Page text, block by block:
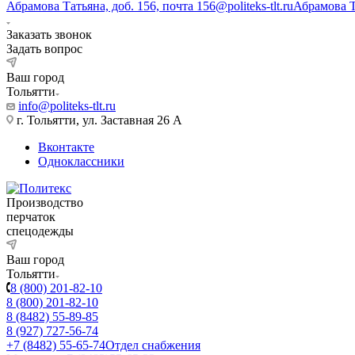
Абрамова Татьяна, доб. 156, почта 156@politeks-tlt.ruАбрамова
Заказать звонок
Задать вопрос
Ваш город
Тольятти
info@politeks-tlt.ru
г. Тольятти, ул. Заставная 26 А
Вконтакте
Одноклассники
Производство
перчаток
спецодежды
Ваш город
Тольятти
8 (800) 201-82-10
8 (800) 201-82-10
8 (8482) 55-89-85
8 (927) 727-56-74
+7 (8482) 55-65-74Отдел снабжения